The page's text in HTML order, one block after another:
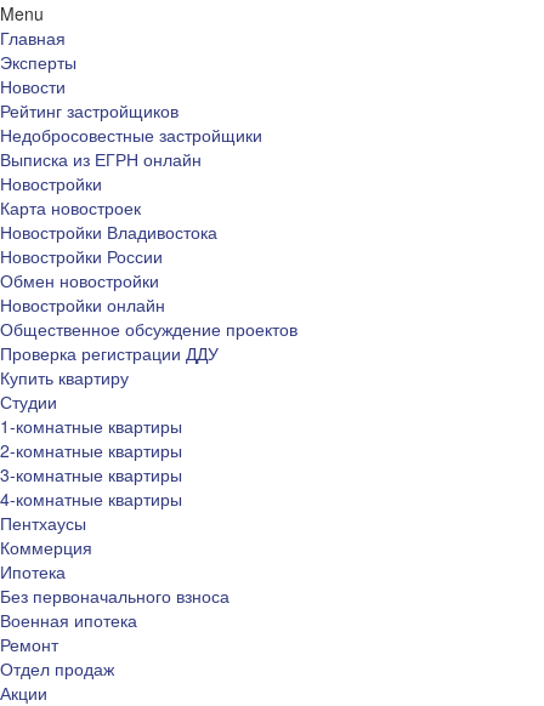
Menu
Главная
Эксперты
Новости
Рейтинг застройщиков
Недобросовестные застройщики
Выписка из ЕГРН онлайн
Новостройки
Карта новостроек
Новостройки Владивостока
Новостройки России
Обмен новостройки
Новостройки онлайн
Общественное обсуждение проектов
Проверка регистрации ДДУ
Купить квартиру
Студии
1-комнатные квартиры
2-комнатные квартиры
3-комнатные квартиры
4-комнатные квартиры
Пентхаусы
Коммерция
Ипотека
Без первоначального взноса
Военная ипотека
Ремонт
Отдел продаж
Акции